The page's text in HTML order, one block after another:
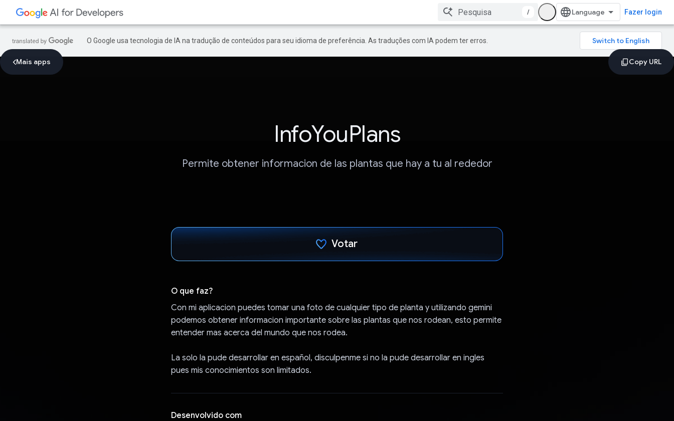
/ Fazer login
O Google usa tecnologia de IA na tradução de conteúdos para seu idioma de preferência. As traduções com IA podem ter erros.
Mais apps
InfoYouPlans
Permite obtener informacion de las plantas que hay a tu al rededor
Votar
O que faz?
Con mi aplicacion puedes tomar una foto de cualquier tipo de planta y utilizando gemini
podemos obtener informacion importante sobre las plantas que nos rodean, esto permite
entender mas acerca del mundo que nos rodea.
La solo la pude desarrollar en español, disculpenme si no la pude desarrollar en ingles
pues mis conocimientos son limitados.
Desenvolvido com